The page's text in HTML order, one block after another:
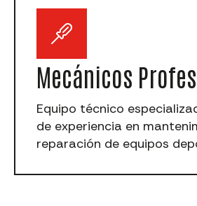
Mecánicos
Equipo técnico
de experiencia en
reparación de equipos